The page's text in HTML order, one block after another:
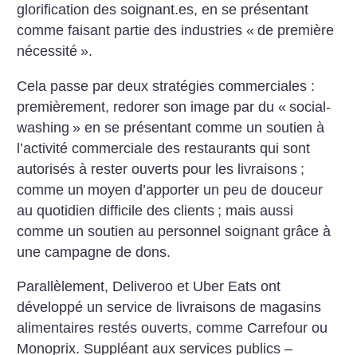
glorification des soignant.es, en se présentant
comme faisant partie des industries « de première
nécessité ».
Cela passe par deux stratégies commerciales :
premièrement, redorer son image par du « social-
washing » en se présentant comme un soutien à
l’activité commerciale des restaurants qui sont
autorisés à rester ouverts pour les livraisons ;
comme un moyen d’apporter un peu de douceur
au quotidien difficile des clients ; mais aussi
comme un soutien au personnel soignant grâce à
une campagne de dons.
Parallèlement, Deliveroo et Uber Eats ont
développé un service de livraisons de magasins
alimentaires restés ouverts, ­comme Carrefour ou
Monoprix. Suppléant aux services publics –